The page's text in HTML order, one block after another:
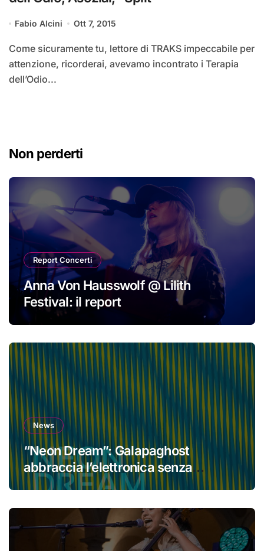
Fabio Alcini Ott 7, 2015
Come sicuramente tu, lettore di TRAKS impeccabile per
attenzione, ricorderai, avevamo incontrato i Terapia
dell’Odio...
Non perderti
Report Concerti
Anna Von Hausswolf @ Lilith
Festival: il report
News
“Neon Dream”: Galapaghost
abbraccia l’elettronica senza
perdere la propria identità